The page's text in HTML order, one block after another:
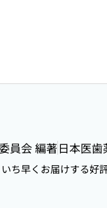
員会 編著日本医
ち早くお届けする好